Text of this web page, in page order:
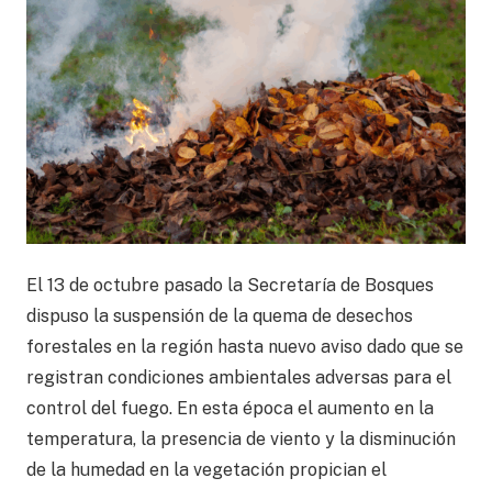
El 13 de octubre pasado la Secretaría de Bosques
dispuso la suspensión de la quema de desechos
forestales en la región hasta nuevo aviso dado que se
registran condiciones ambientales adversas para el
control del fuego. En esta época el aumento en la
temperatura, la presencia de viento y la disminución
de la humedad en la vegetación propician el